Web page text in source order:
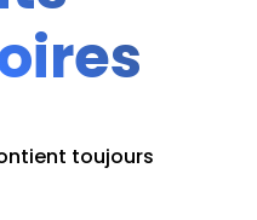
toujours